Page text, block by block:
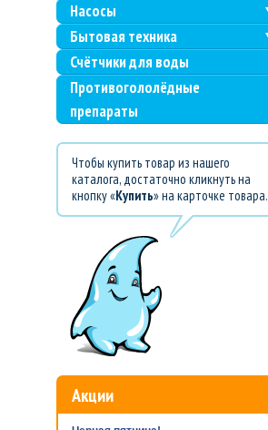
Насосы
Бытовая техника
Счётчики для воды
Противогололёдные
препараты
Чтобы купить товар из нашего
каталога, достаточно кликнуть на
кнопку «Купить» на карточке товара.
Акции